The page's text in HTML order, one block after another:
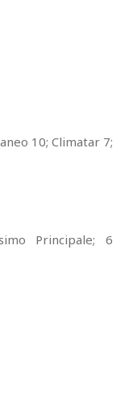
10; Climatar 7;
Principale; 6